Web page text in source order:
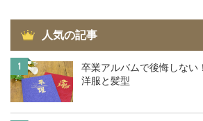
人気の記事
1
卒業アルバムで後悔しない
洋服と髪型